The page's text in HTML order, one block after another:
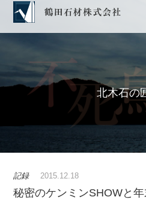
北木石の
記録 2015.12.18
秘密のケンミンSHOWと年